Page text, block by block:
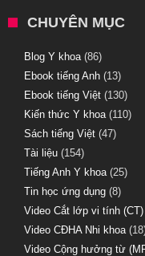
CHUYÊN MỤC
Blog Y khoa (86)
Ebook tiếng Anh (13)
Ebook tiếng Việt (130)
Kiến thức Y khoa (110)
Sách tiếng Việt (47)
Tài liệu (154)
Tiếng Anh Y khoa (25)
Tin học ứng dụng (8)
Video Cắt lớp vi tính (CT)
Video CĐHA Nhi khoa
Video Cộng hưởng từ